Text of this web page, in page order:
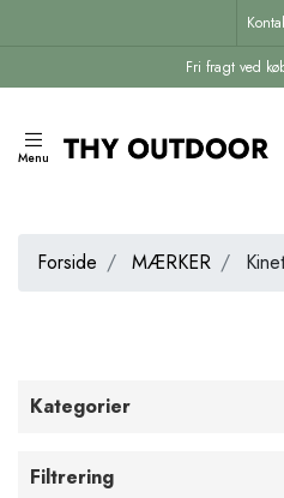
Fri fragt ved
Menu
Forside MÆRKER
Kategorier
Filtrering